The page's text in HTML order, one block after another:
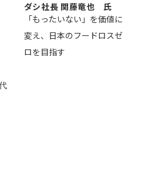
ダシ社長 関藤竜也 氏
「もったいない」を価値に
変え、日本のフードロスゼ
ロを目指す